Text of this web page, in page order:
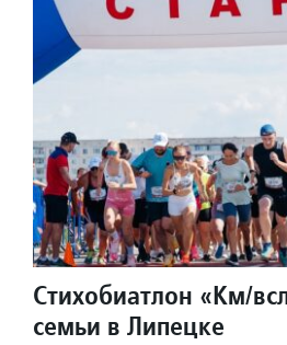
Стихобиатлон «Км/
семьи в Липецке